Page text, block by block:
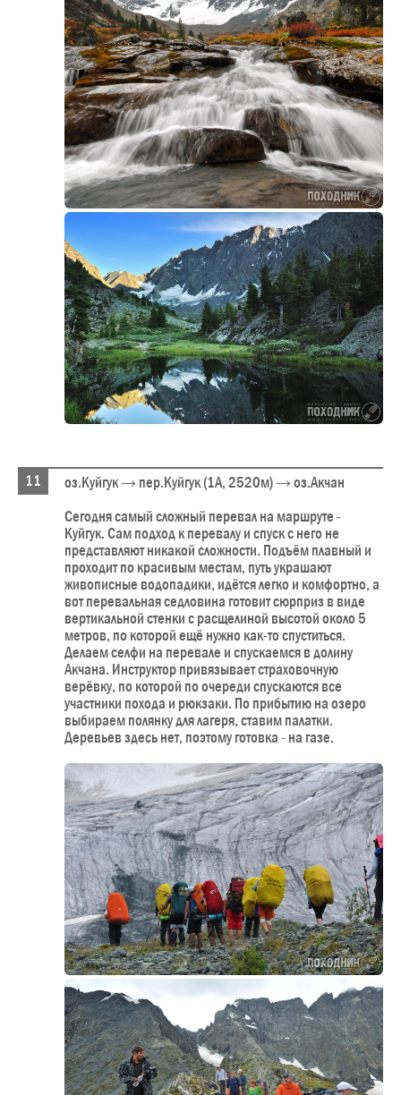
оз.Куйгук → пер.Куйгук (1А, 2520м) → оз.Акчан
Сегодня самый сложный перевал на маршруте -
Куйгук. Сам подход к перевалу и спуск с него не
представляют никакой сложности. Подъём плавный и
проходит по красивым местам, путь украшают
живописные водопадики, идётся легко и комфортно, а
вот перевальная седловина готовит сюрприз в виде
вертикальной стенки с расщелиной высотой около 5
метров, по которой ещё нужно как-то спуститься.
Делаем селфи на перевале и спускаемся в долину
Акчана. Инструктор привязывает страховочную
верёвку, по которой по очереди спускаются все
участники похода и рюкзаки. По прибытию на озеро
выбираем полянку для лагеря, ставим палатки.
Деревьев здесь нет, поэтому готовка - на газе.